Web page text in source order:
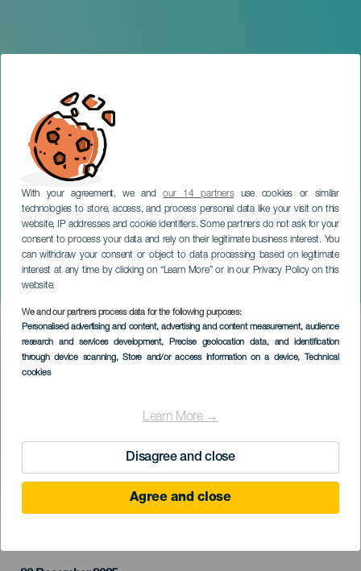
With your agreement, we andour 14 partnersuse cookies or similar
technologies to store, access, and process personal data like your visit on this
website, IP addresses and cookie identifiers. Some partners do not ask for your
consent to process your data and rely on their legitimate business interest. You
can withdraw your consent or object to data processing based on legitimate
interest at any time by clicking on “Learn More” or in our Privacy Policy on this
website.
We and our partners process data for the following purposes:
Personalised advertising and content, advertising and content measurement, audience
research and services development, Precise geolocation data, and identification
through device scanning, Store and/or access information on a device, Technical
cookies
Learn More →
Disagree and close
Agree and close
Kopie
LANZAROTE
Imagen
Listado